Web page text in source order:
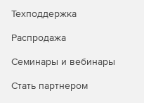
Linux, Mac,
Android и iOS
Контроль
Техподдержка
Распродажа
Семинары и вебинары
Стать партнером